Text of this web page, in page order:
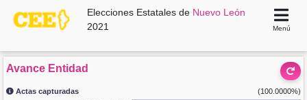
Elecciones Estatales de Nuevo León
2021
Menú
Avance Entidad
Actas capturadas
(100.0000%)